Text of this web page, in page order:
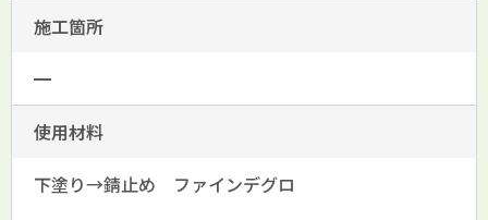
施工箇所
━
使用材料
下塗り→錆止め ファインデグロ